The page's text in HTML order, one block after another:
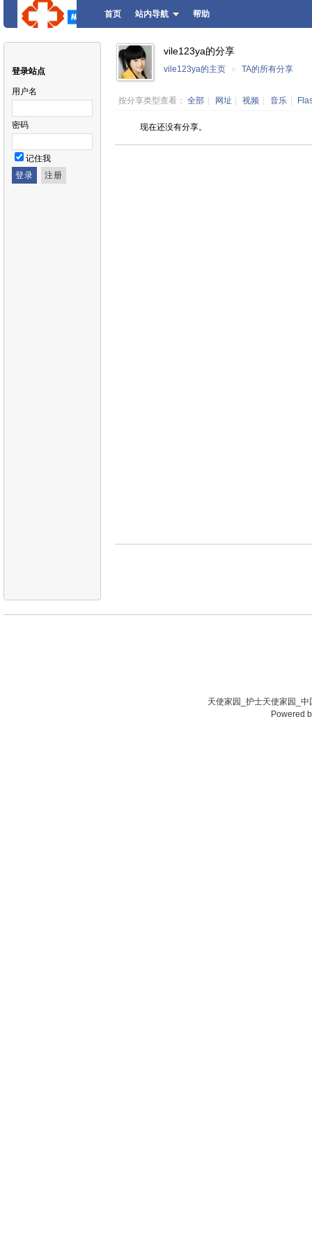
首页 站内导航 帮助
登录站点
用户名
密码
记住我
vile123ya的分享
vile123ya的主页 » TA的所有分享
按分享类型查看： 全部 网址 视频 音乐
现在还没有分享。
天使家园_护士天使家园_
Powered